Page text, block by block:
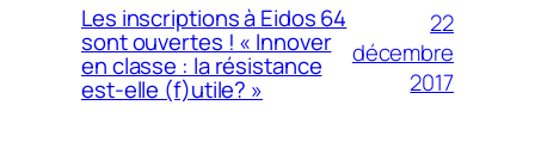
Les inscriptions à Eidos 64
sont ouvertes ! « Innover
en classe : la résistance
est-elle (f)utile? »
22
décembre
2017